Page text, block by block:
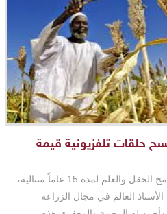
حلقات تلفزيونية قيمة
لقد قمت بإخراج برنامج الحقل والعلم لمدة 15 عاماً متتالية،
العالم في مجال الزراعة